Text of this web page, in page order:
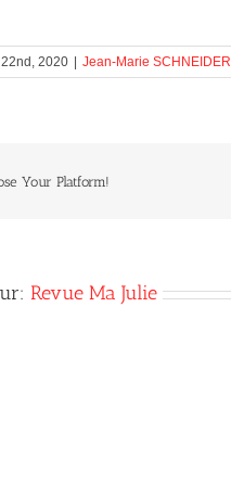
2020 Jean-Marie SCHNEIDER
Your Platform!
Revue Ma Julie